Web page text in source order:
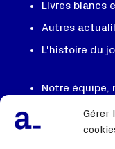
Gérer
Livres blancs
Autres
L'histoire du
Notre équipe,
On recrute
Contactez